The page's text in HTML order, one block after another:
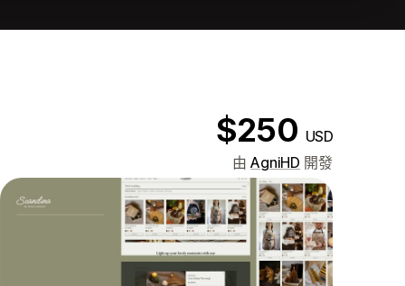
$250 USD
由 AgniHD 開發